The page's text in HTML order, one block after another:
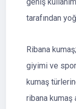
geniş
tarafından
Ribana
giyimi ve
kumaş
ribana kumaş